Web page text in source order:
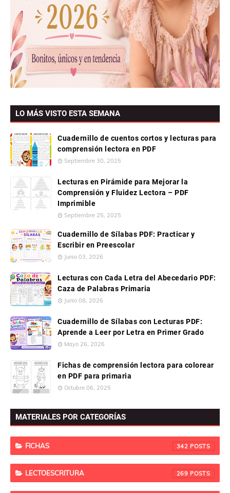
LO MÁS VISTO ESTA SEMANA
Cuadernillo de cuentos cortos y lecturas para
comprensión lectora en PDF
Septiembre 30, 2025
Lecturas en Pirámide para Mejorar la
Comprensión y Fluidez Lectora – PDF
Imprimible
Septiembre 25, 2025
Cuadernillo de Sílabas PDF: Practicar y
Escribir en Preescolar
Junio 03, 2026
Lecturas con Cada Letra del Abecedario PDF:
Caza de Palabras Primaria
Junio 08, 2026
Cuadernillo de Sílabas con Lecturas PDF:
Aprende a Leer por Letra en Primer Grado
Mayo 26, 2026
Fichas de comprensión lectora para colorear
en PDF para primaria
Octubre 06, 2025
MATERIALES POR CATEGORÍAS
FICHAS 342
LECTOESCRITURA 269